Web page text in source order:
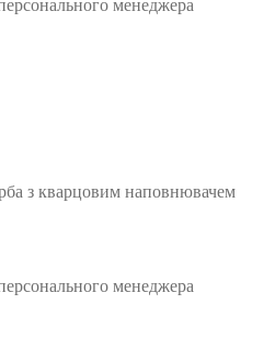
менеджера
з кварцовим наповнювачем
менеджера